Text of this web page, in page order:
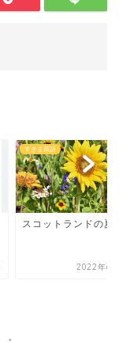
すきま英語
主語付き動名詞を使
2025年11